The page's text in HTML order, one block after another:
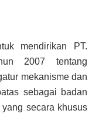
mendirikan PT.
2007 tentang
mekanisme dan
sebagai badan
secara khusus